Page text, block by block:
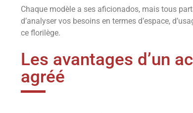
Chaque modèle a ses aficionados, mais tous
d’analyser vos besoins en termes d’espace,
ce florilège.
Les avantages d’un
agréé